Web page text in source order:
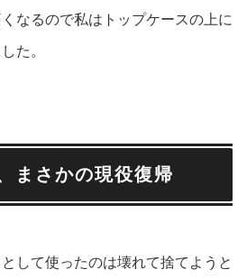
なるので私はトップケースの上に
た。
まさかの現役復帰
して使ったのは壊れて捨てようと